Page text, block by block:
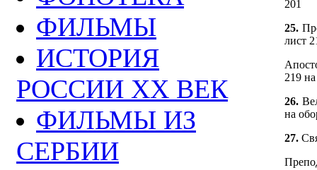
ФИЛЬМЫ
ИСТОРИЯ
РОССИИ ХХ ВЕК
ФИЛЬМЫ ИЗ
СЕРБИИ
201
25.
лист
219
26.
на
27.